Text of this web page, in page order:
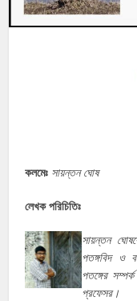
কলমেঃ সায়ন্তন ঘোষ
লেখক পরিচিতিঃ
সায়ন্তন
পতঙ্গবিদ ও
পতঙ্গের
প্রফেসর।